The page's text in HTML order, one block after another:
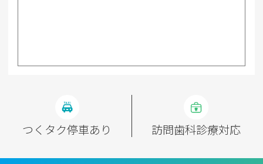
つくタク停車あり 訪問歯科診療対応